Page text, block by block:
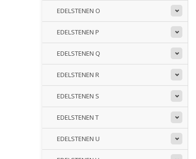
EDELSTENEN O
EDELSTENEN P
EDELSTENEN Q
EDELSTENEN R
EDELSTENEN S
EDELSTENEN T
EDELSTENEN U